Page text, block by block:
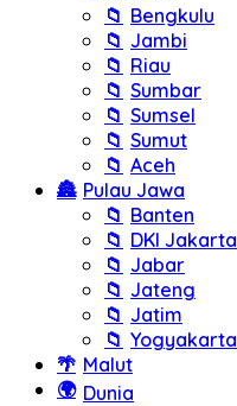
📁 Bengkulu
📁 Jambi
📁 Riau
📁 Sumbar
📁 Sumsel
📁 Sumut
📁 Aceh
🏯 Pulau Jawa
📁 Banten
📁 DKI Jakarta
📁 Jabar
📁 Jateng
📁 Jatim
📁 Yogyakarta
🌴 Malut
🌍 Dunia